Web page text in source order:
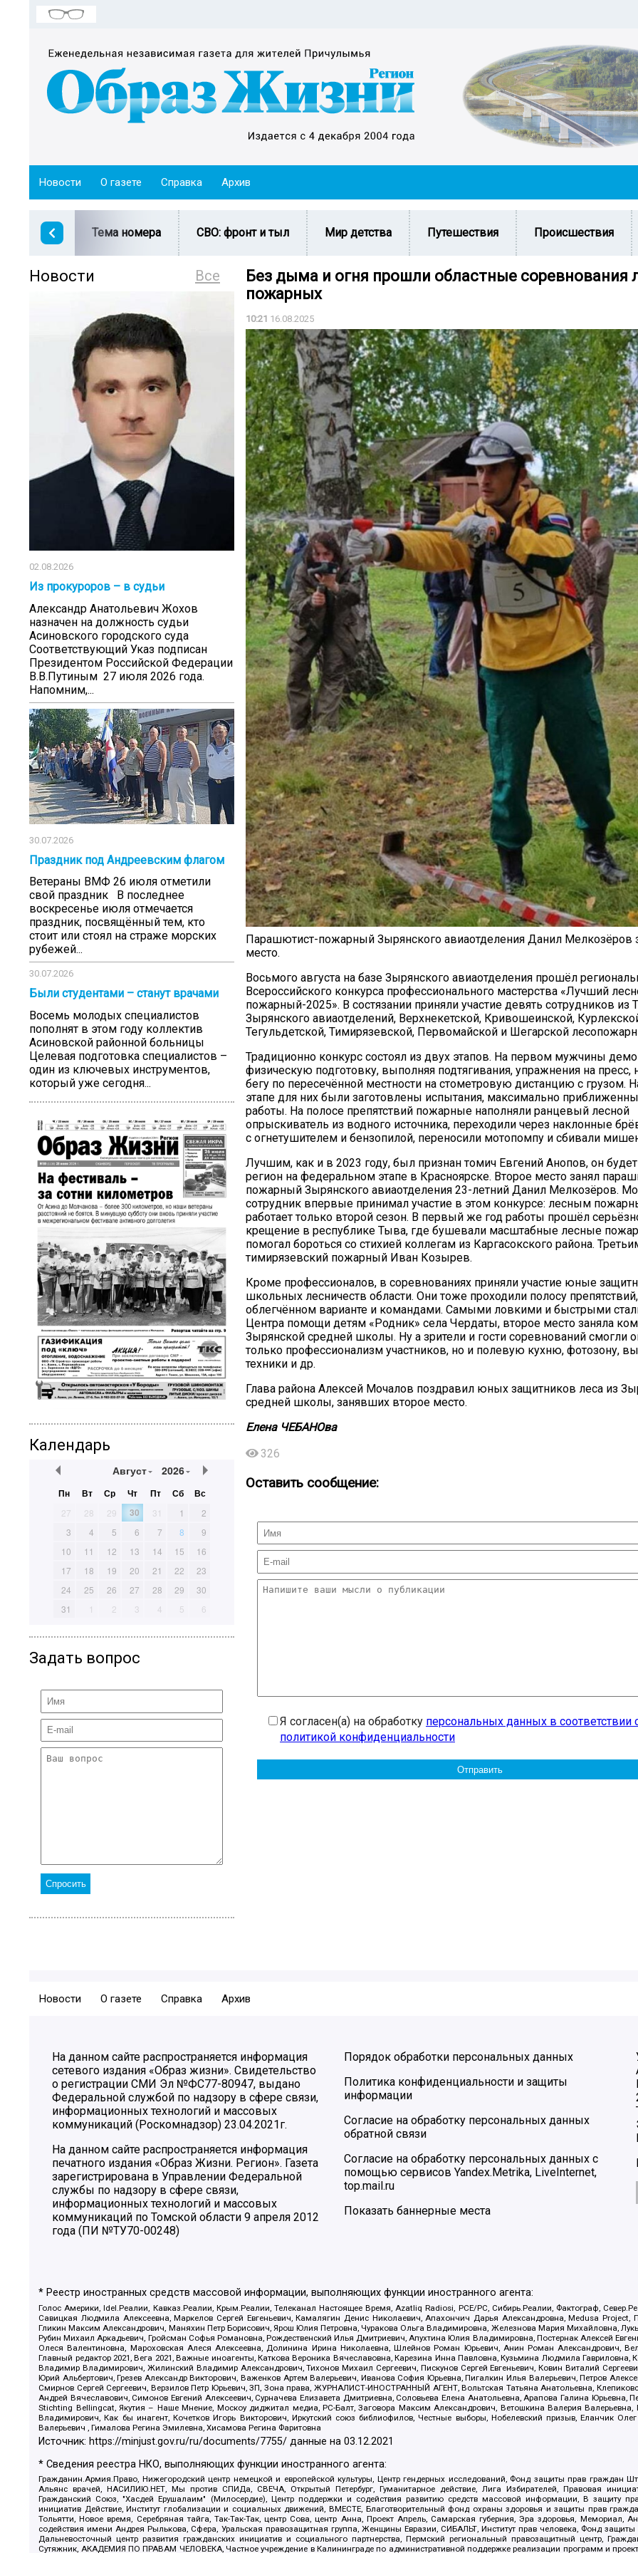
Новости О газете Справка Архив
Тема номера СВО: фронт и тыл Мир детства Путешествия Происшествия
Все
Новости
02.08.2026
Из прокуроров – в судьи
Александр Анатольевич Жохов
назначен на должность судьи
Асиновского городского суда
Соответствующий Указ подписан
Президентом Российской Федерации
В.В.Путиным 27 июля 2026 года.
Напомним,...
30.07.2026
Праздник под Андреевским флагом
Ветераны ВМФ 26 июля отметили
свой праздник В последнее
воскресенье июля отмечается
праздник, посвящённый тем, кто
стоит или стоял на страже морских
рубежей...
30.07.2026
Были студентами – станут врачами
Восемь молодых специалистов
пополнят в этом году коллектив
Асиновской районной больницы
Целевая подготовка специалистов –
один из ключевых инструментов,
который уже сегодня...
Календарь
Август 2026
Пн Вт Ср Чт Пт Сб Вс
27 28 29 30 31 1
2
3
4 5 6 7 8
9
10
11 12 13 14 15
16
17
18 19 20 21 22
23
24
25 26 27 28 29
30
31
1 2 3 4 5 6
Задать вопрос
Без дыма и огня прошли областные соревнования
пожарных
10:21 16.08.2025
Парашютист-пожарный Зырянского авиаотделения Данил Мелкозёров
место.
Восьмого августа на базе Зырянского авиаотделения прошёл
Всероссийского конкурса профессионального мастерства «Лучший
пожарный-2025». В состязании приняли участие девять сотрудников из
Зырянского авиаотделений, Верхнекетской, Кривошеинской,
Тегульдетской, Тимирязевской, Первомайской и Шегарской
Традиционно конкурс состоял из двух этапов. На первом мужчины
физическую подготовку, выполняя подтягивания, упражнения на
бегу по пересечённой местности на стометровую дистанцию с грузом.
этапе для них были заготовлены испытания, максимально
работы. На полосе препятствий пожарные наполняли ранцевый лесной
опрыскиватель из водного источника, переходили через наклонные
с огнетушителем и бензопилой, переносили мотопомпу и сбивали
Лучшим, как и в 2023 году, был признан томич Евгений Анопов, он
регион на федеральном этапе в Красноярске. Второе место занял
пожарный Зырянского авиаотделения 23-летний Данил Мелкозёров.
сотрудник впервые принимал участие в этом конкурсе: лесным
работает только второй сезон. В первый же год работы прошёл
крещение в республике Тыва, где бушевали масштабные лесные
помогал бороться со стихией коллегам из Каргасокского района.
тимирязевский пожарный Иван Козырев.
Кроме профессионалов, в соревнованиях приняли участие юные
школьных лесничеств области. Они тоже проходили полосу
облегчённом варианте и командами. Самыми ловкими и быстрыми
Центра помощи детям «Родник» села Чердаты, второе место заняла
Зырянской средней школы. Ну а зрители и гости соревнований смогли
только профессионализм участников, но и полевую кухню, фотозону,
техники и др.
Глава района Алексей Мочалов поздравил юных защитников леса из
средней школы, занявших второе место.
Елена ЧЕБАНОва
326
Оставить сообщение:
Я согласен(а) на обработку персональных данных в соответствии
политикой конфиденциальности
20.09.2017
Посмотреть...
Новости О газете Справка Архив
На данном сайте распространяется информация
сетевого издания «Образ жизни». Свидетельство
о регистрации СМИ Эл №ФС77-80947, выдано
Федеральной службой по надзору в сфере связи,
информационных технологий и массовых
коммуникаций (Роскомнадзор) 23.04.2021г.
На данном сайте распространяется информация
печатного издания «Образ Жизни. Регион». Газета
зарегистрирована в Управлении Федеральной
службы по надзору в сфере связи,
информационных технологий и массовых
коммуникаций по Томской области 9 апреля 2012
года (ПИ №ТУ70-00248)
Порядок обработки персональных данных
Политика конфиденциальности и защиты
информации
Согласие на обработку персональных данных
обратной связи
Согласие на обработку персональных данных с
помощью сервисов Yandex.Metrika, LiveInternet,
top.mail.ru
Показать баннерные места
* Реестр иностранных средств массовой информации, выполняющих функции иностранного агента:
Голос Америки, Idel.Реалии, Кавказ.Реалии, Крым.Реалии, Телеканал Настоящее Время, Azatliq Radiosi, PCE/PC, Сибирь.Реалии, Фактограф,
Савицкая Людмила Алексеевна, Маркелов Сергей Евгеньевич, Камалягин Денис Николаевич, Апахончич Дарья Александровна, Medusa
Гликин Максим Александрович, Маняхин Петр Борисович, Ярош Юлия Петровна, Чуракова Ольга Владимировна, Железнова Мария Михайловна,
Рубин Михаил Аркадьевич, Гройсман Софья Романовна, Рождественский Илья Дмитриевич, Апухтина Юлия Владимировна, Постернак Алексей
Олеся Валентиновна, Мароховская Алеся Алексеевна, Долинина Ирина Николаевна, Шлейнов Роман Юрьевич, Анин Роман Александрович,
Главный редактор 2021, Вега 2021, Важные иноагенты, Каткова Вероника Вячеславовна, Карезина Инна Павловна, Кузьмина Людмила
Владимир Владимирович, Жилинский Владимир Александрович, Тихонов Михаил Сергеевич, Пискунов Сергей Евгеньевич, Ковин Виталий
Юрий Альбертович, Грезев Александр Викторович, Важенков Артем Валерьевич, Иванова София Юрьевна, Пигалкин Илья Валерьевич, Петров
Смирнов Сергей Сергеевич, Верзилов Петр Юрьевич, ЗП, Зона права, ЖУРНАЛИСТ-ИНОСТРАННЫЙ АГЕНТ, Вольтская Татьяна Анатольевна,
Андрей Вячеславович, Симонов Евгений Алексеевич, Сурначева Елизавета Дмитриевна, Соловьева Елена Анатольевна, Арапова Галина
Stichting Bellingcat, Якутия – Наше Мнение, Москоу диджитал медиа, РС-Балт, Заговора Максим Александрович, Ветошкина Валерия
Владимирович, Как бы инагент, Кочетков Игорь Викторович, Иркутский союз библиофилов, Честные выборы, Нобелевский призыв, Еланчик
Валерьевич , Гималова Регина Эмилевна, Хисамова Регина Фаритовна
Источник: https://minjust.gov.ru/ru/documents/7755/ данные на03.12.2021
* Сведения реестра НКО, выполняющих функции иностранного агента:
Гражданин.Армия.Право, Нижегородский центр немецкой и европейской культуры, Центр гендерных исследований, Фонд защиты прав граждан
Альянс врачей, НАСИЛИЮ.НЕТ, Мы против СПИДа, СВЕЧА, Открытый Петербург, Гуманитарное действие, Лига Избирателей, Правовая
Гражданский Союз, "Хасдей Ерушалаим" (Милосердие), Центр поддержки и содействия развитию средств массовой информации, В защиту
инициатив Действие, Институт глобализации и социальных движений, ВМЕСТЕ, Благотворительный фонд охраны здоровья и защиты прав
Тольятти, Новое время, Серебряная тайга, Так-Так-Так, центр Сова, центр Анна, Проект Апрель, Самарская губерния, Эра здоровья, Мемориал,
содействия имени Андрея Рылькова, Сфера, Уральская правозащитная группа, Женщины Евразии, СИБАЛЬТ, Институт прав человека, Фонд защиты
Дальневосточный центр развития гражданских инициатив и социального партнерства, Пермский региональный правозащитный центр,
Сутяжник, АКАДЕМИЯ ПО ПРАВАМ ЧЕЛОВЕКА, Частное учреждение в Калининграде по административной поддержке реализации программ и